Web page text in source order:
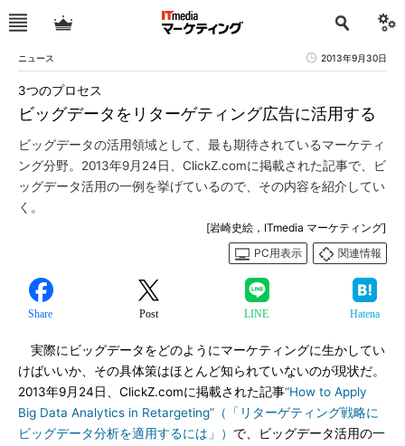
ニュース 2013年9月30日
ビッグデータをリターゲティング広告に活用する
3つのプロセス
ビッグデータの活用領域として、最も期待されているマーケティ
ング分野。2013年9月24日、ClickZ.comに掲載された記事で、ビ
ッグデータ活用の一例を挙げているので、その内容を紹介してい
く。
[岩崎史絵，ITmedia マーケティング]
PC用表示
関連情報
Share Post LINE Hatena
実際にビッグデータをどのようにマーケティングに生かしてい
けばいいか、その具体策はほとんど知られていないのが現状だ。
2013年9月24日、ClickZ.comに掲載された記事“How to Apply
Big Data Analytics in Retargeting”（「リターゲティング戦略に
ビッグデータ分析を適用するには」） で、ビッグデータ活用の一